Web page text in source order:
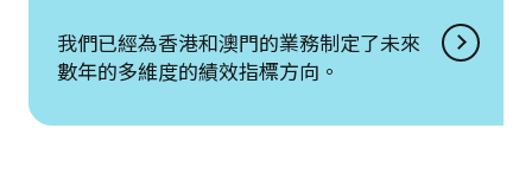
我們已經為香港和澳門的業務制定了未來
數年的多維度的績效指標方向。